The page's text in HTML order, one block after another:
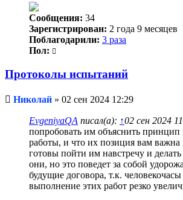
Сообщения: 34
Зарегистрирован: 2 года 9 месяцев
Поблагодарили: 3 раза
Пол:
Протоколы испытаний
Непрочитанное
Николай » 02 сен 2024 12:29
EvgeniyaQA писал(а): ↑02 сен 2024
попробовать им объяснить принцип
работы, и что их позиция вам
готовы пойти им навстречу и делать
они, но это поведет за собой
будущие договора, т.к. человекочасы
выполнение этих работ резко